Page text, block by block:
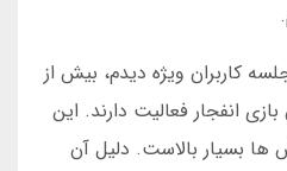
کاربران ویژه دیدم، بیش از
انفجار فعالیت دارند. این
ها بسیار بالاست. دلیل آن